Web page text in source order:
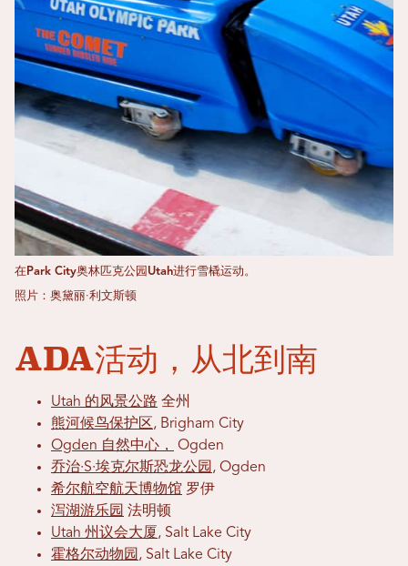
在Park City奥林匹克公园Utah进行雪橇运动。
照片：奥黛丽·利文斯顿
ADA活动，从北到南
Utah 的风景公路 全州
熊河候鸟保护区, Brigham City
Ogden 自然中心，
Ogden
乔治·S·埃克尔斯恐龙公园 , Ogden
希尔航空航天博物馆 罗伊
泻湖游乐园 法明顿
Utah 州议会大厦 , Salt Lake City
霍格尔动物园 , Salt Lake City